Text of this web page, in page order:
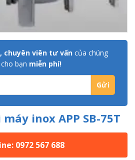
chuyên viên tư vấn của chúng
bạn miễn phí!
inox APP SB-75T
0972 567 688